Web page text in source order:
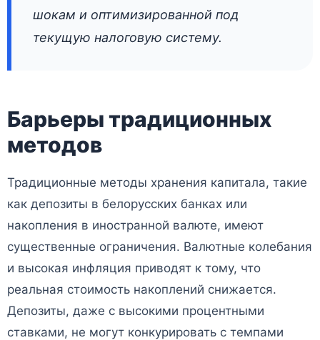
шокам и оптимизированной под
текущую налоговую систему.
Барьеры традиционных
методов
Традиционные методы хранения капитала, такие
как депозиты в белорусских банках или
накопления в иностранной валюте, имеют
существенные ограничения. Валютные колебания
и высокая инфляция приводят к тому, что
реальная стоимость накоплений снижается.
Депозиты, даже с высокими процентными
ставками, не могут конкурировать с темпами